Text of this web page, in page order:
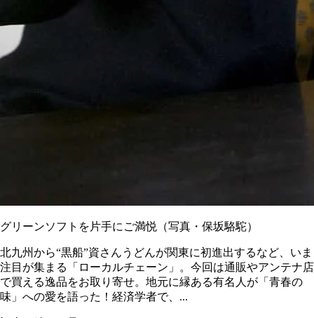
グリーンソフトを片手にご満悦（写真・保坂駱駝）
北九州から“黒船”資さんうどんが関東に初進出するなど、いま
注目が集まる「ローカルチェーン」。今回は通販やアンテナ店
で買える逸品をお取り寄せ。地元に縁ある有名人が「青春の
味」への愛を語った！経済学者で、...